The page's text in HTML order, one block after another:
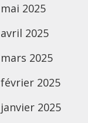
mai 2025
avril 2025
mars 2025
février 2025
janvier 2025